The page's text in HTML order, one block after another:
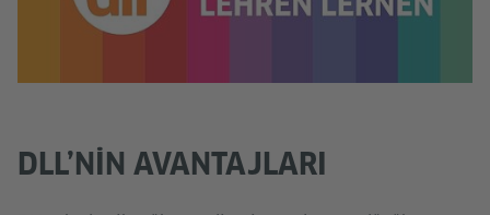
DLL’NIN AVANTAJLARI